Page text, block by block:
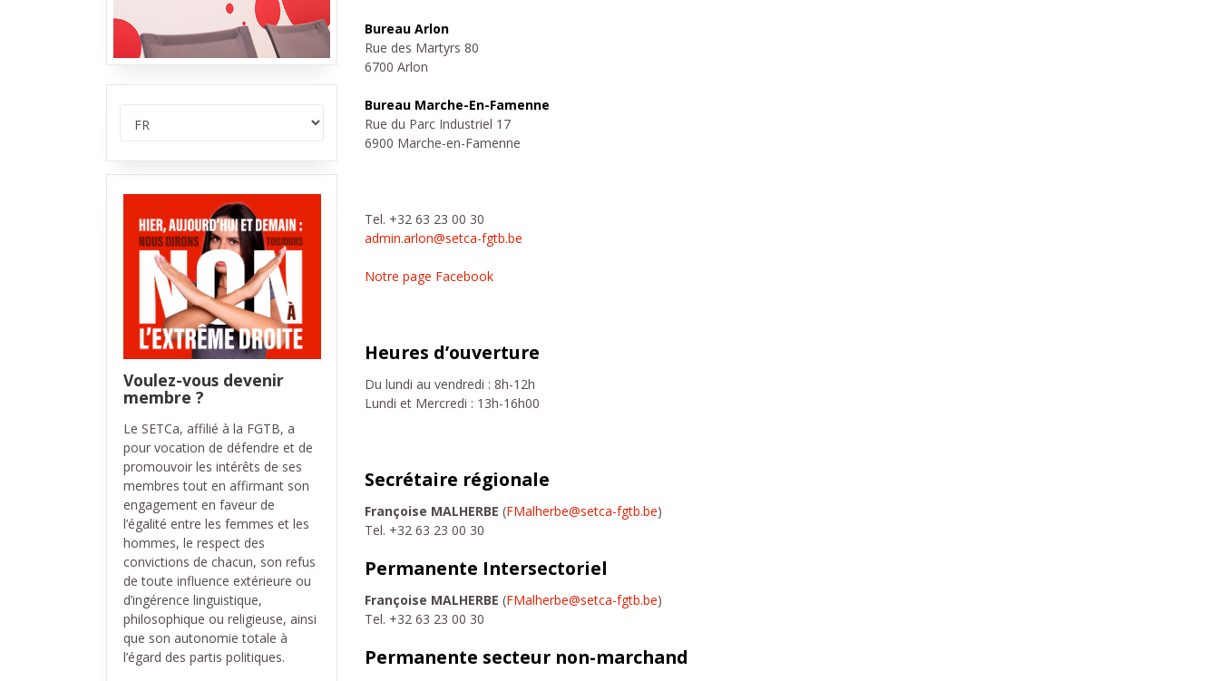
Voulez-vous devenir
membre ?
Le SETCa, affilié à la FGTB, a
pour vocation de défendre et de
promouvoir les intérêts de ses
membres tout en affirmant son
engagement en faveur de
l’égalité entre les femmes et les
hommes, le respect des
convictions de chacun, son refus
de toute influence extérieure ou
d’ingérence linguistique,
philosophique ou religieuse, ainsi
que son autonomie totale à
l’égard des partis politiques.
Bureau Arlon
Rue des Martyrs 80
6700 Arlon
Bureau Marche-En-Famenne
Rue du Parc Industriel 17
6900 Marche-en-Famenne
Tel. +32 63 23 00 30
admin.arlon@setca-fgtb.be
Notre page Facebook
Heures d’ouverture
Du lundi au vendredi : 8h-12h
Lundi et Mercredi : 13h-16h00
Secrétaire régionale
Françoise MALHERBE (FMalherbe@setca-fgtb.be)
Tel. +32 63 23 00 30
Permanente Intersectoriel
Françoise MALHERBE (FMalherbe@setca-fgtb.be)
Tel. +32 63 23 00 30
Permanente secteur non-marchand